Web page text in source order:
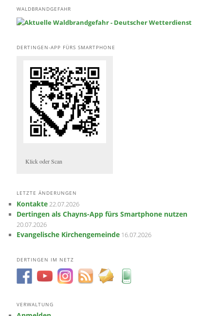
WALDBRANDGEFAHR
DERTINGEN-APP FÜRS SMARTPHONE
Klick oder Scan
LETZTE ÄNDERUNGEN
Kontakte22.07.2026
Dertingen als Chayns-App fürs Smartphone nutzen
20.07.2026
Evangelische Kirchengemeinde 16.07.2026
DERTINGEN IM NETZ
VERWALTUNG